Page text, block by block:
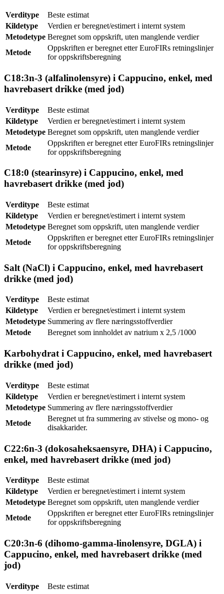
Verditype
Beste estimat
Kildetype
Verdien er beregnet/estimert i internt system
Metodetype Beregnet som oppskrift, uten manglende verdier
Metode
Oppskriften er beregnet etter EuroFIRs retningslinjer
for oppskriftsberegning
C18:3n-3 (alfalinolensyre) i Cappucino, enkel, med
havrebasert drikke (med jod)
Verditype
Beste estimat
Kildetype
Verdien er beregnet/estimert i internt system
Metodetype Beregnet som oppskrift, uten manglende verdier
Metode
Oppskriften er beregnet etter EuroFIRs retningslinjer
for oppskriftsberegning
C18:0 (stearinsyre) i Cappucino, enkel, med
havrebasert drikke (med jod)
Verditype
Beste estimat
Kildetype
Verdien er beregnet/estimert i internt system
Metodetype Beregnet som oppskrift, uten manglende verdier
Metode
Oppskriften er beregnet etter EuroFIRs retningslinjer
for oppskriftsberegning
Salt (NaCl) i Cappucino, enkel, med havrebasert
drikke (med jod)
Verditype
Beste estimat
Kildetype
Verdien er beregnet/estimert i internt system
Metodetype Summering av flere næringsstoffverdier
Metode
Beregnet som innholdet av natrium x 2,5 /1000
Karbohydrat i Cappucino, enkel, med havrebasert
drikke (med jod)
Verditype
Beste estimat
Kildetype
Verdien er beregnet/estimert i internt system
Metodetype Summering av flere næringsstoffverdier
Metode
Beregnet ut fra summering av stivelse og mono- og
disakkarider.
C22:6n-3 (dokosaheksaensyre, DHA) i Cappucino,
enkel, med havrebasert drikke (med jod)
Verditype
Beste estimat
Kildetype
Verdien er beregnet/estimert i internt system
Metodetype Beregnet som oppskrift, uten manglende verdier
Metode
Oppskriften er beregnet etter EuroFIRs retningslinjer
for oppskriftsberegning
C20:3n-6 (dihomo-gamma-linolensyre, DGLA) i
Cappucino, enkel, med havrebasert drikke (med
jod)
Verditype
Beste estimat